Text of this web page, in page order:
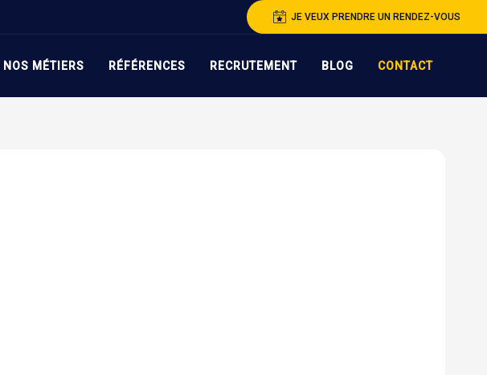
JE VEUX PRENDRE UN RENDEZ-VOUS
NOS MÉTIERS RÉFÉRENCES RECRUTEMENT BLOG CONTACT